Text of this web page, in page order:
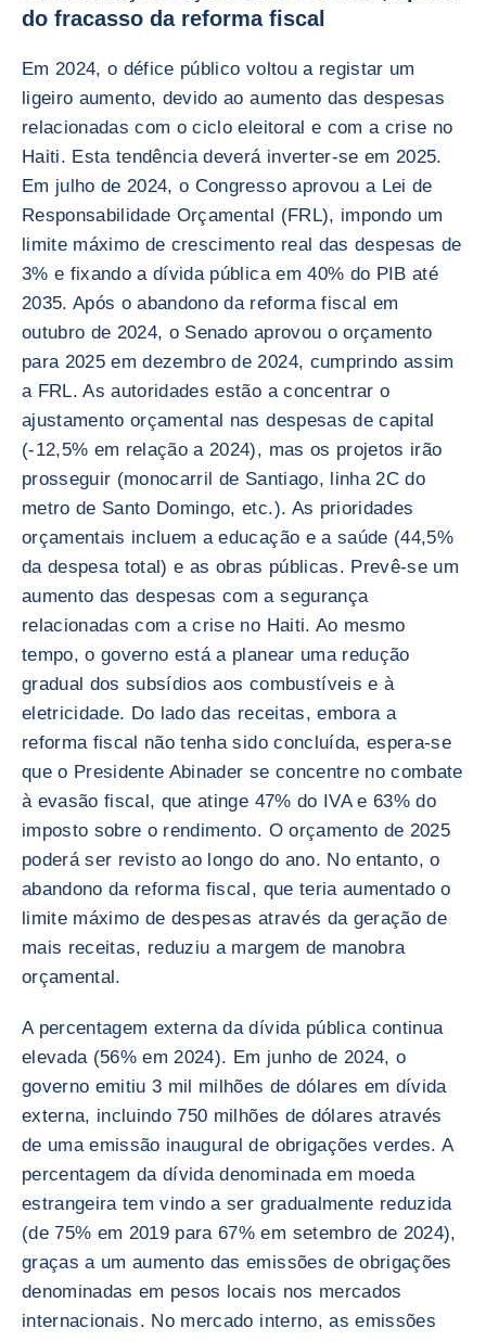
do fracasso da reforma fiscal
Em 2024, o défice público voltou a registar um
ligeiro aumento, devido ao aumento das despesas
relacionadas com o ciclo eleitoral e com a crise no
Haiti. Esta tendência deverá inverter-se em 2025.
Em julho de 2024, o Congresso aprovou a Lei de
Responsabilidade Orçamental (FRL), impondo um
limite máximo de crescimento real das despesas de
3% e fixando a dívida pública em 40% do PIB até
2035. Após o abandono da reforma fiscal em
outubro de 2024, o Senado aprovou o orçamento
para 2025 em dezembro de 2024, cumprindo assim
a FRL. As autoridades estão a concentrar o
ajustamento orçamental nas despesas de capital
(-12,5% em relação a 2024), mas os projetos irão
prosseguir (monocarril de Santiago, linha 2C do
metro de Santo Domingo, etc.). As prioridades
orçamentais incluem a educação e a saúde (44,5%
da despesa total) e as obras públicas. Prevê-se um
aumento das despesas com a segurança
relacionadas com a crise no Haiti. Ao mesmo
tempo, o governo está a planear uma redução
gradual dos subsídios aos combustíveis e à
eletricidade. Do lado das receitas, embora a
reforma fiscal não tenha sido concluída, espera-se
que o Presidente Abinader se concentre no combate
à evasão fiscal, que atinge 47% do IVA e 63% do
imposto sobre o rendimento. O orçamento de 2025
poderá ser revisto ao longo do ano. No entanto, o
abandono da reforma fiscal, que teria aumentado o
limite máximo de despesas através da geração de
mais receitas, reduziu a margem de manobra
orçamental.
A percentagem externa da dívida pública continua
elevada (56% em 2024). Em junho de 2024, o
governo emitiu 3 mil milhões de dólares em dívida
externa, incluindo 750 milhões de dólares através
de uma emissão inaugural de obrigações verdes. A
percentagem da dívida denominada em moeda
estrangeira tem vindo a ser gradualmente reduzida
(de 75% em 2019 para 67% em setembro de 2024),
graças a um aumento das emissões de obrigações
denominadas em pesos locais nos mercados
internacionais. No mercado interno, as emissões